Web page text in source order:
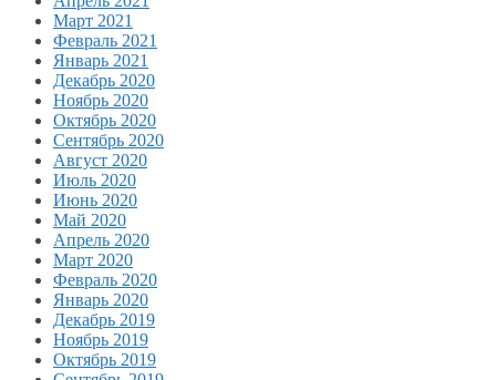
Март 2021
Февраль 2021
Январь 2021
Декабрь 2020
Ноябрь 2020
Октябрь 2020
Сентябрь 2020
Август 2020
Июль 2020
Июнь 2020
Май 2020
Апрель 2020
Март 2020
Февраль 2020
Январь 2020
Декабрь 2019
Ноябрь 2019
Октябрь 2019